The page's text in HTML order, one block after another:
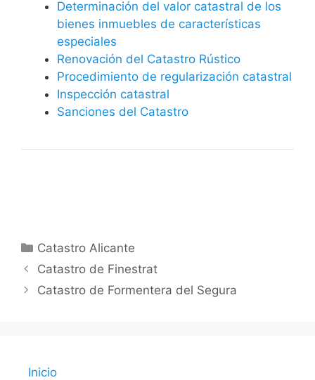
Determinación del valor catastral de los
bienes inmuebles de características
especiales
Renovación del Catastro Rústico
Procedimiento de regularización catastral
Inspección catastral
Sanciones del Catastro
Categorías
Catastro Alicante
Catastro de Finestrat
Catastro de Formentera del Segura
Inicio